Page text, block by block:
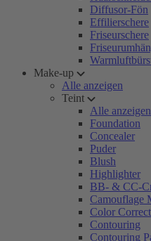
Diffusor-Fön
Effilierschere
Friseurschere
Make-up
Alle anzeigen
Teint
Alle anzeigen
Foundation
Concealer
Puder
Blush
Highlighter
BB- & CC-
Camouflage
Color
Contouring
Contouring